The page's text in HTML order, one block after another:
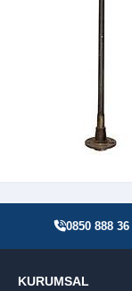
0850 888 36
KURUMSAL